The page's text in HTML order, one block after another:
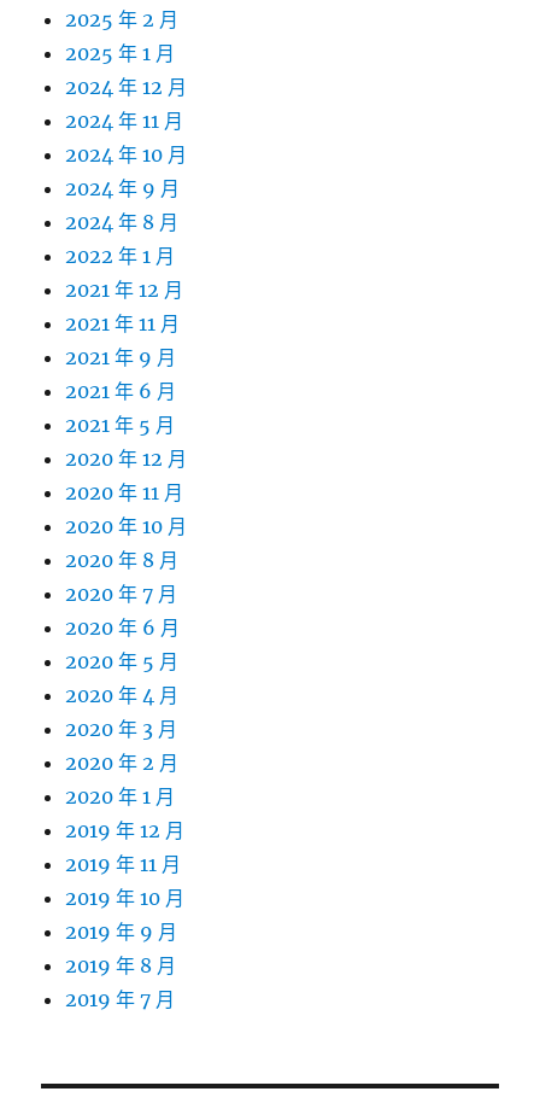
2025 年 2 月
2025 年 1 月
2024 年 12 月
2024 年 11 月
2024 年 10 月
2024 年 9 月
2024 年 8 月
2022 年 1 月
2021 年 12 月
2021 年 11 月
2021 年 9 月
2021 年 6 月
2021 年 5 月
2020 年 12 月
2020 年 11 月
2020 年 10 月
2020 年 8 月
2020 年 7 月
2020 年 6 月
2020 年 5 月
2020 年 4 月
2020 年 3 月
2020 年 2 月
2020 年 1 月
2019 年 12 月
2019 年 11 月
2019 年 10 月
2019 年 9 月
2019 年 8 月
2019 年 7 月